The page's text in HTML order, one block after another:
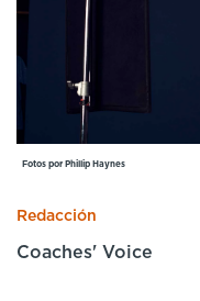
English
Fotos por Phillip Haynes
Redacción
Coaches' Voice